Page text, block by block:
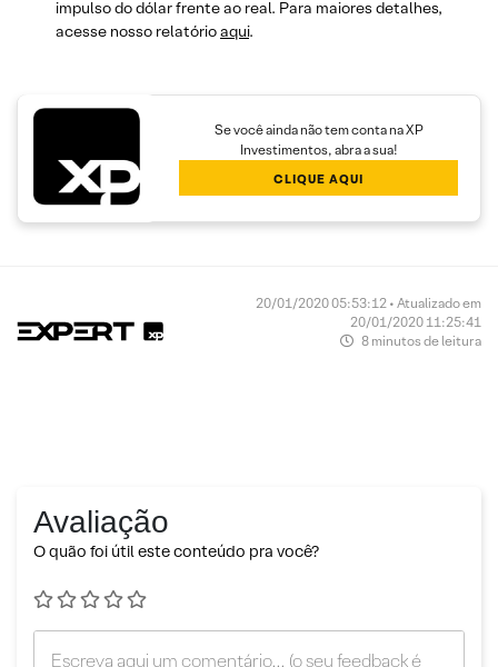
impulso do dólar frente ao real. Para maiores detalhes,
acesse nosso relatórioaqui.
Se você ainda não tem conta na XP
Investimentos, abra a sua!
CLIQUE AQUI
20/01/2020 05:53:12 • Atualizado em
20/01/2020 11:25:41
8 minutos de leitura
Avaliação
O quão foi útil este conteúdo pra você?